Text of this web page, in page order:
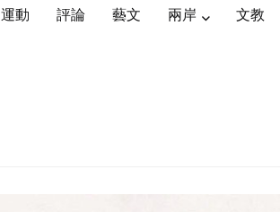
運動 評論 藝文 兩岸 文教